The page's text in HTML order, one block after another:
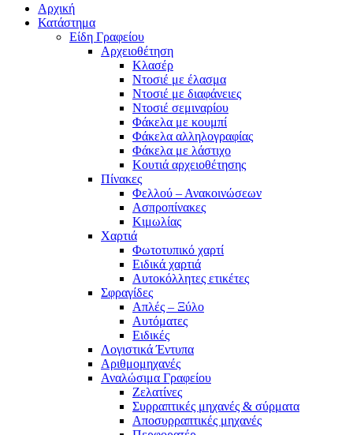
Αρχική
Κατάστημα
Είδη Γραφείου
Αρχειοθέτηση
Κλασέρ
Ντοσιέ με έλασμα
Ντοσιέ με διαφάνειες
Ντοσιέ σεμιναρίου
Φάκελα με κουμπί
Φάκελα αλληλογραφίας
Φάκελα με λάστιχο
Κουτιά αρχειοθέτησης
Πίνακες
Φελλού – Ανακοινώσεων
Ασπροπίνακες
Κιμωλίας
Χαρτιά
Φωτοτυπικό χαρτί
Ειδικά χαρτιά
Αυτοκόλλητες ετικέτες
Σφραγίδες
Απλές – Ξύλο
Αυτόματες
Ειδικές
Λογιστικά Έντυπα
Αριθμομηχανές
Αναλώσιμα Γραφείου
Ζελατίνες
Συρραπτικές μηχανές & σύρματα
Αποσυρραπτικές μηχανές